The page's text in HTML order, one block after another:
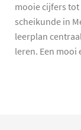
mooie cijfers
scheikunde in
leerplan
leren. Een